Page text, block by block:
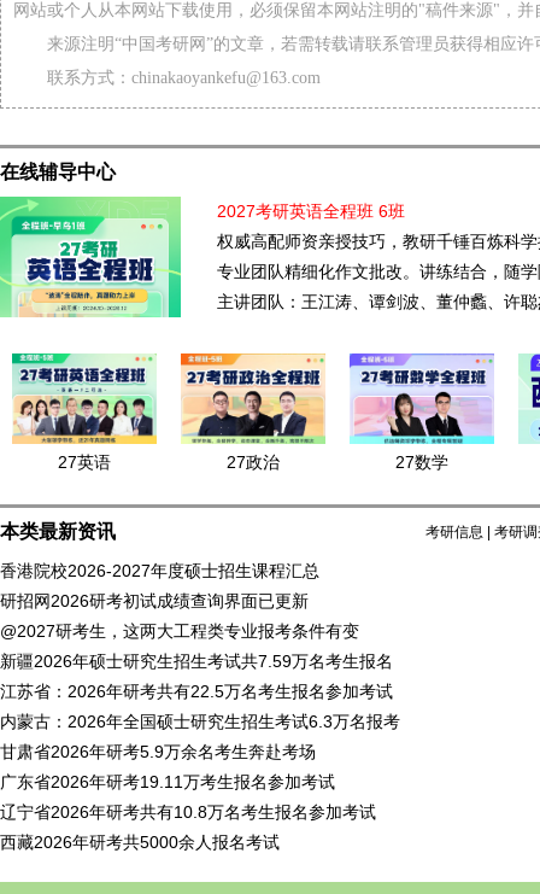
网站或个人从本网站下载使用，必须保留本网站注明的"稿件来源"，
来源注明“中国考研网”的文章，若需转载请联系管理员获得相应许
联系方式：chinakaoyankefu@163.com
在线辅导中心
2027考研英语全程班 6班
权威高配师资亲授技巧，教研千锤百炼科
专业团队精细化作文批改。讲练结合，随
主讲团队：王江涛、谭剑波、董仲蠡、许
27英语 27政治 27数学
本类最新资讯 考研信息 考研
香港院校2026-2027年度硕士招生课程汇总
研招网2026研考初试成绩查询界面已更新
@2027研考生，这两大工程类专业报考条件有变
新疆2026年硕士研究生招生考试共7.59万名考生报名
江苏省：2026年研考共有22.5万名考生报名参加考试
内蒙古：2026年全国硕士研究生招生考试6.3万名报考
甘肃省2026年研考5.9万余名考生奔赴考场
广东省2026年研考19.11万考生报名参加考试
辽宁省2026年研考共有10.8万名考生报名参加考试
西藏2026年研考共5000余人报名考试